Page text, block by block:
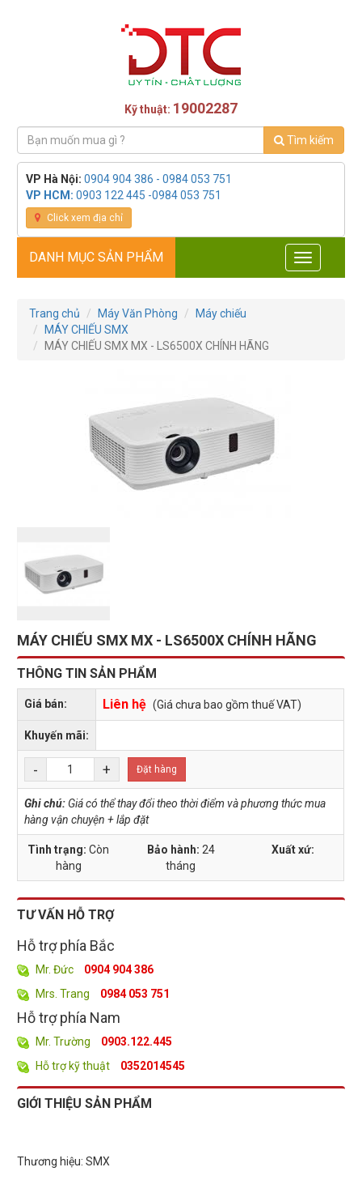
Kỹ thuật: 19002287
Tìm kiếm
VP Hà Nội:0904 904 386 - 0984 053 751
VP HCM:0903 122 445 -0984 053 751
Click xem địa chỉ
DANH MỤC SẢN PHẨM
Toggle
navigation
Trang chủ Máy Văn Phòng
Máy chiếu
MÁY CHIẾU SMX
MÁY CHIẾU SMX MX - LS6500X CHÍNH HÃNG
MÁY CHIẾU SMX MX - LS6500X CHÍNH HÃNG
THÔNG TIN SẢN PHẨM
Giá bán: Liên hệ (Giá chưa bao gồm thuế VAT)
Khuyến mãi:
- + Đặt hàng
Ghi chú: Giá có thể thay đổi theo thời điểm và phương thức mua
hàng vận chuyện + lắp đặt
Tình trạng:Còn
hàng
Bảo hành: 24
tháng
Xuất xứ:
TƯ VẤN HỖ TRỢ
Hỗ trợ phía Bắc
Mr. Đức
0904 904 386
Mrs. Trang
0984 053 751
Hỗ trợ phía Nam
Mr. Trường
0903.122.445
Hỗ trợ kỹ thuật
0352014545
GIỚI THIỆU SẢN PHẨM
Thương hiệu: SMX